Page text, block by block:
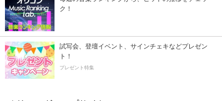
ク！
試写会、登壇イベント、サインチェキなどプレゼン
ト！
プレゼント特集